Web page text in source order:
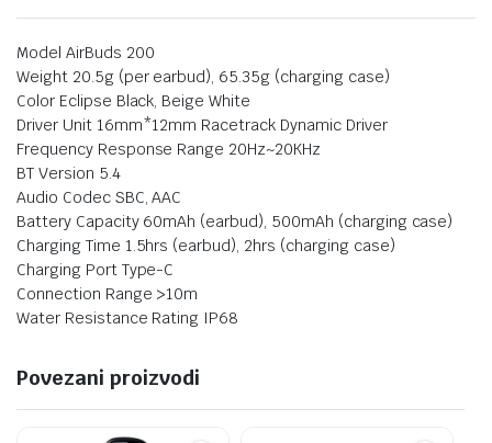
Model AirBuds 200
Weight 20.5g (per earbud), 65.35g (charging case)
Color Eclipse Black, Beige White
Driver Unit 16mm*12mm Racetrack Dynamic Driver
Frequency Response Range 20Hz~20KHz
BT Version 5.4
Audio Codec SBC, AAC
Battery Capacity 60mAh (earbud), 500mAh (charging case)
Charging Time 1.5hrs (earbud), 2hrs (charging case)
Charging Port Type-C
Connection Range >10m
Water Resistance Rating IP68
Povezani proizvodi